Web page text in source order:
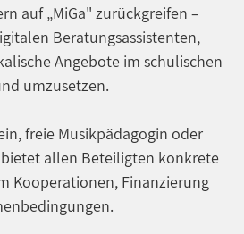
auf „MiGa" zurückgreifen –
Beratungsassistenten,
Angebote im schulischen
umzusetzen.
freie Musikpädagogin oder
allen Beteiligten konkrete
Kooperationen, Finanzierung